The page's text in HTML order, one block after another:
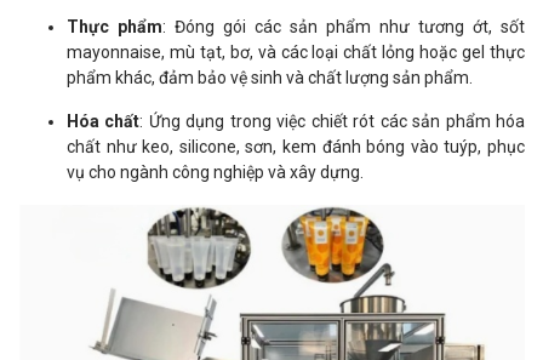
Thực phẩm: Đóng gói các sản phẩm như tương ớt, sốt
mayonnaise, mù tạt, bơ, và các loại chất lỏng hoặc gel thực
phẩm khác, đảm bảo vệ sinh và chất lượng sản phẩm.
Hóa chất: Ứng dụng trong việc chiết rót các sản phẩm hóa
chất như keo, silicone, sơn, kem đánh bóng vào tuýp, phục
vụ cho ngành công nghiệp và xây dựng.